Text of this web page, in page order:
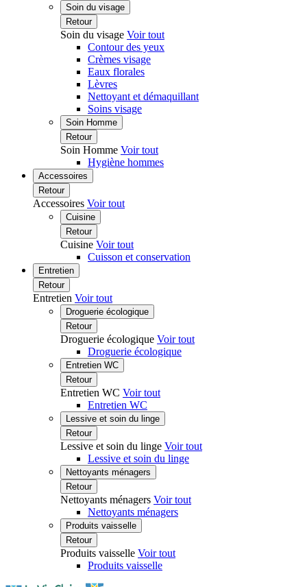
Soin du visage
Retour
Soin du visage Voir tout
Contour des yeux
Crèmes visage
Eaux florales
Lèvres
Nettoyant et démaquillant
Soins visage
Soin Homme
Retour
Soin Homme Voir tout
Hygiène hommes
Accessoires
Retour
Accessoires Voir tout
Cuisine
Retour
Cuisine Voir tout
Cuisson et conservation
Entretien
Retour
Entretien Voir tout
Droguerie écologique
Retour
Droguerie écologique Voir tout
Droguerie écologique
Entretien WC
Retour
Entretien WC Voir tout
Entretien WC
Lessive et soin du linge
Retour
Lessive et soin du linge Voir tout
Lessive et soin du linge
Nettoyants ménagers
Retour
Nettoyants ménagers Voir tout
Nettoyants ménagers
Produits vaisselle
Retour
Produits vaisselle Voir tout
Produits vaisselle